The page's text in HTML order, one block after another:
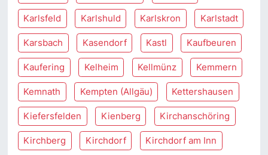
Karlsfeld Karlshuld Karlskron Karlstadt
Karsbach Kasendorf Kastl Kaufbeuren
Kaufering Kelheim Kellmünz Kemmern
Kemnath Kempten (Allgäu) Kettershausen
Kiefersfelden Kienberg Kirchanschöring
Kirchberg Kirchdorf Kirchdorf am Inn